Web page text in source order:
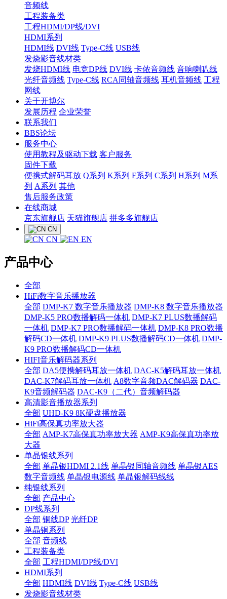
音频线
工程装备类
工程HDMI/DP线/DVI
HDMI系列
HDMI线 DVI线 Type-C线 USB线
发烧影音线材类
发烧HDMI线 电竞DP线 DVI线 卡侬音频线 音响喇叭线
光纤音频线 Type-C线 RCA同轴音频线 耳机音频线 工程
网线
关于开博尔
发展历程 企业荣誉
联系我们
BBS论坛
服务中心
使用教程及驱动下载 客户服务
固件下载
便携式解码耳放 Q系列 K系列 F系列 C系列 H系列 M系
列 A系列 其他
售后服务政策
在线商城
京东旗舰店 天猫旗舰店 拼多多旗舰店
CN
CN EN
产品中心
全部
HiFi数字音乐播放器
全部 DMP-K7 数字音乐播放器 DMP-K8 数字音乐播放器
DMP-K5 PRO数播解码一体机 DMP-K7 PLUS数播解码
一体机 DMP-K7 PRO数播解码一体机 DMP-K8 PRO数播
解码CD一体机 DMP-K9 PLUS数播解码CD一体机 DMP-
K9 PRO数播解码CD一体机
HIFI音乐解码器系列
全部 DA5便携解码耳放一体机 DAC-K5解码耳放一体机
DAC-K7解码耳放一体机 A8数字音频DAC解码器 DAC-
K9音频解码器 DAC-K9（二代）音频解码器
高清影音播放器系列
全部 UHD-K9 8K硬盘播放器
HiFi高保真功率放大器
全部 AMP-K7高保真功率放大器 AMP-K9高保真功率放
大器
单晶银线系列
全部 单晶银HDMI 2.1线 单晶银同轴音频线 单晶银AES
数字音频线 单晶银电源线 单晶银解码线线
纯银线系列
全部 产品中心
DP线系列
全部 铜线DP 光纤DP
单晶铜系列
全部 音频线
工程装备类
全部 工程HDMI/DP线/DVI
HDMI系列
全部 HDMI线 DVI线 Type-C线 USB线
发烧影音线材类